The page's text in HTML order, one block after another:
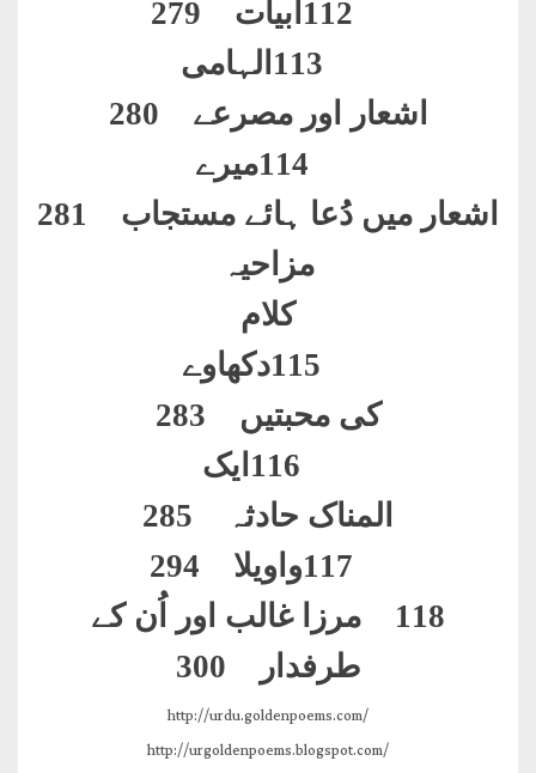
112 ابیات 279
113 الہامی
اشعار اور مصرعے 280
114میرے
اشعار میں دُعا ہائے مستجاب 281
مزاحیہ
کلام
115دکھاوے
کی محبتیں 283
116 ایک
المناک حادثہ 285
117واویلا 294
118 مرزا غالب اور اُن کے
طرفدار 300
http://urdu.goldenpoems.com/
http://urgoldenpoems.blogspot.com/